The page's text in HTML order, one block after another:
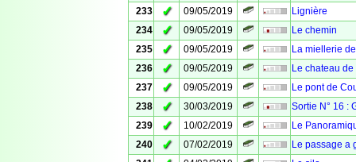
233
✓ 09/05/2019
Lignière
234
✓ 09/05/2019
Le chemin
235
✓ 09/05/2019
La miellerie
236
✓ 09/05/2019
Le chateau
237
✓ 09/05/2019
Le pont de
238
✓ 30/03/2019
Sortie N° 16 :
239
✓ 10/02/2019
Le
240
✓ 07/02/2019
Le passage a